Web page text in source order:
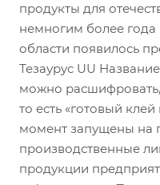
продукты для
немногим более
области появилось
Тезаурус UU
можно
то есть «готовый
момент запущены на
производственные
продукции